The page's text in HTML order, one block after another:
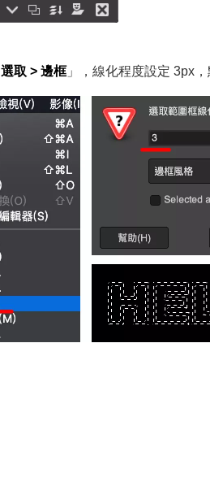
選取 > 邊框」，線化程度設定 3px